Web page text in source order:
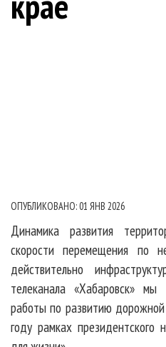
ОПУБЛИКОВАНО: 01 ЯНВ 2026
Динамика развития
скорости перемещения по
действительно
телеканала «Хабаровск»
работы по развитию
году рамках президентского